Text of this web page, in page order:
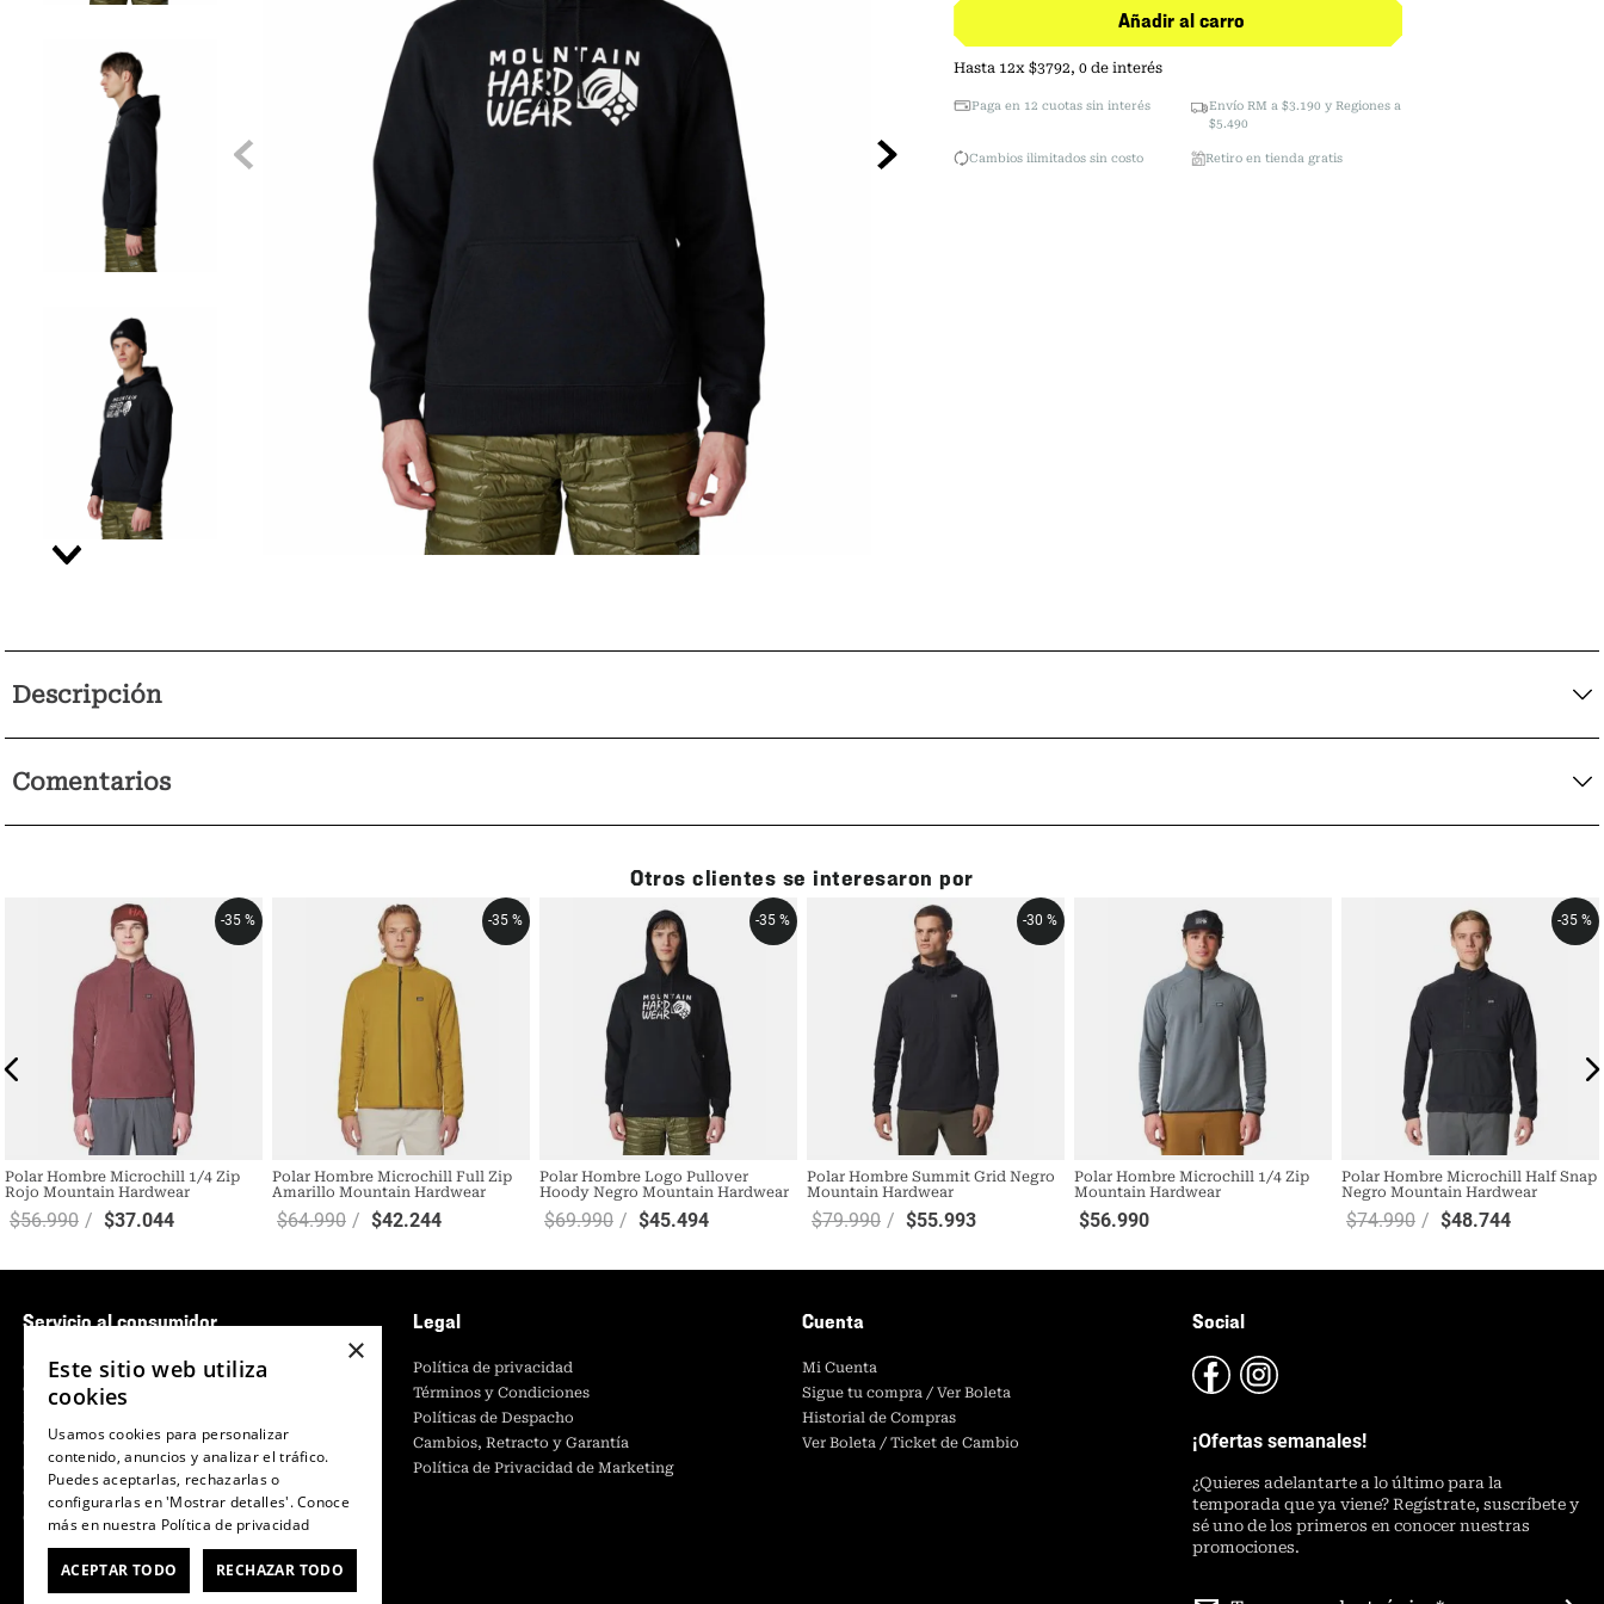
Añadir al carro
Hasta 12x$3792,0 de interés
Paga en 12 cuotas sin interés
Envío RM a $3.190 y Regiones a
$5.490
Cambios ilimitados sin costo Retiro en tienda gratis
Descripción
Comentarios
Otros clientes se interesaron por
-35 %
Polar Hombre Microchill 1/4 Zip
Rojo Mountain Hardwear
$56.990 $37.044
-35 %
Polar Hombre Microchill Full Zip
Amarillo Mountain Hardwear
$64.990 $42.244
-35 %
Polar Hombre Logo Pullover
Hoody Negro Mountain Hardwear
$69.990 $45.494
-30 %
Polar Hombre Summit Grid Negro
Mountain Hardwear
$79.990 $55.993
Polar Hombre Microchill 1/4 Zip
Mountain Hardwear
$56.990
-35 %
Polar Hombre Microchill Half Snap
Negro Mountain Hardwear
$74.990 $48.744
Servicio al consumidor
Centro de Ayuda
Tiendas
Retiro en tienda
Giftcard
Contáctanos
CyberMonday
CyberDay
Legal
Política de privacidad
Términos y Condiciones
Políticas de Despacho
Cambios, Retracto y Garantía
Política de Privacidad de Marketing
Cuenta
Mi Cuenta
Sigue tu compra / Ver Boleta
Historial de Compras
Ver Boleta / Ticket de Cambio
Social
¡Ofertas semanales!
¿Quieres adelantarte a lo último para la
temporada que ya viene? Regístrate, suscríbete y
sé uno de los primeros en conocer nuestras
promociones.
×
Este sitio web utiliza
cookies
Usamos cookies para personalizar
contenido, anuncios y analizar el tráfico.
Puedes aceptarlas, rechazarlas o
configurarlas en 'Mostrar detalles'. Conoce
más en nuestra Política de privacidad
ACEPTAR TODO RECHAZAR TODO